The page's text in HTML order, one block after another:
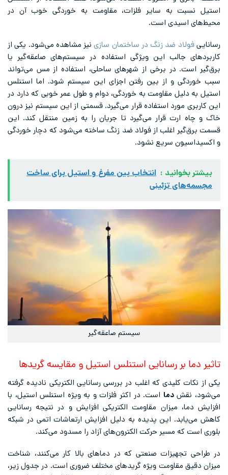
استیل نسبت به سایر فلزات، مقاومت به خوردگی خوب آن در
محیط‌های اسیدی است.
رساناییفولاد ضد زنگ در ساختمان سازینیز مشاهده می‌شود. یکی از
کاربردهای جالب این ویژگی استفاده در سیستم‌های صاعقه‌گیر یا
برق‌گیر است. در برخی از شهرهای ساحلی، استفاده از مس می‌تواند
سبب خوردگی و از بین رفتن اجزای این سیستم شود. اما استنلس
استیل به دلیل مقاومت به خوردگی، دوام و طول عمر خوبی که دارد در
این کاربری مورد استفاده قرار می‌گیرد. قسمتی از این سیستم نیز درون
خاک و چاه ارت قرار می‌گیرد تا جریان را به زمین منتقل کند. این
قسمت برق‌گیر اغلب از فولاد ضد زنگ ساخته می‌شود که دچار خوردگی
و اکسیداسیون سریع نشود.
بیشتر بخوانید : انتخاب بین مفرغ و استیل برای ساخت
مجسمه‌های تزئینی
سیستم صاعقه‌گیر
تاثیر دما بر رسانایی استنلس استیل و مقایسه گریدها
یکی از نکات کلیدی که اغلب در بررسی رسانایی الکتریکی نادیده گرفته
می‌شود، نقشدما است. در اکثر فلزات و به ویژه استنلس استیل، با
افزایش دما، میزان مقاومت الکتریکی افزایش و در نتیجه رسانایی
کاهش می‌یابد. این پدیده به دلیل افزایش ارتعاشات اتمی در شبکه
بلوری است که مسیر حرکت الکترون‌های آزاد را مسدود می‌کند.
در طراحی تجهیزات صنعتی که در دماهای بالا کار می‌کنند، شناخت
میزان دقیق مقاومت ویژه گریدهای مختلف ضروری است. در جدول زیر،